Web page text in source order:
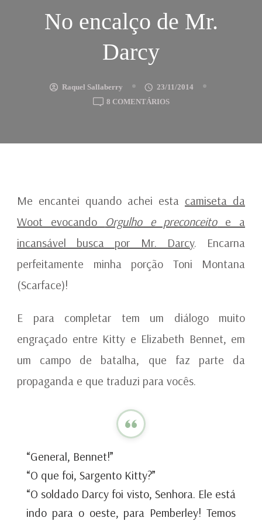
No encalço de Mr.
Darcy
Raquel Sallaberry
23/11/2014
8 COMENTÁRIOSEM
DE
Me encantei quando achei esta camiseta da
Woot evocando Orgulho e preconceitoe a
incansável busca por Mr. Darcy. Encarna
perfeitamente minha porção Toni Montana
(Scarface)!
E para completar tem um diálogo muito
engraçado entre Kitty e Elizabeth Bennet, em
um campo de batalha, que faz parte da
propaganda e que traduzi para vocês.
“General, Bennet!”
“O que foi, Sargento Kitty?”
“O soldado Darcy foi visto, Senhora. Ele está
indo para o oeste, para Pemberley! Temos